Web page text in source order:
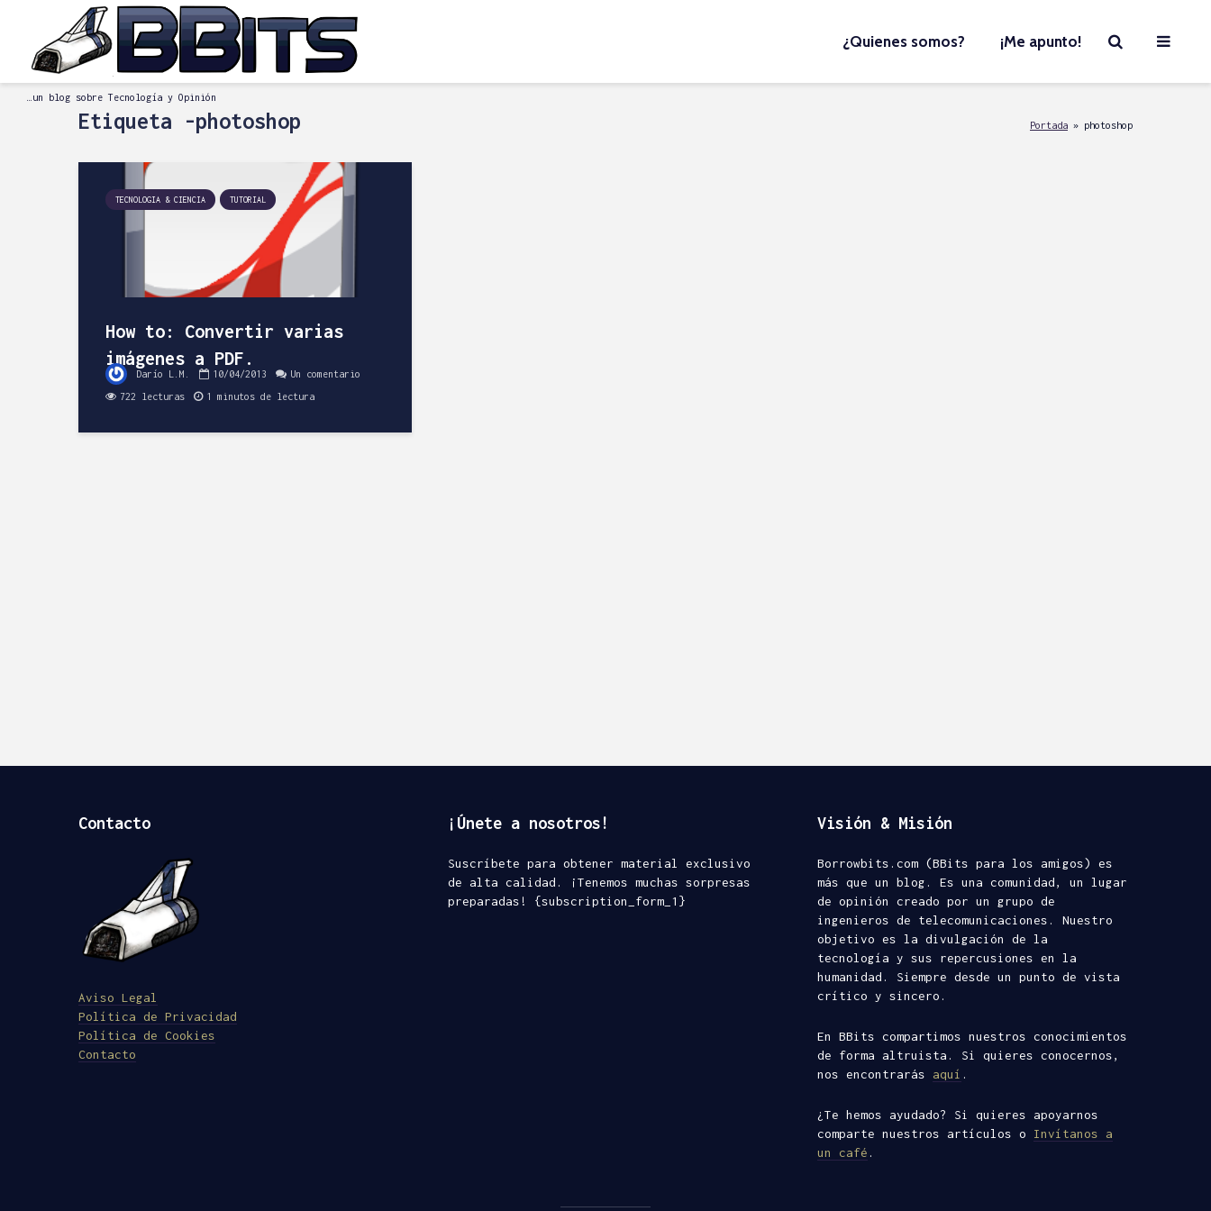
…un blog sobre Tecnología y Opinión
¿Quienes somos? ¡Me apunto!
Etiqueta -photoshop Portada » photoshop
TECNOLOGIA & CIENCIA TUTORIAL
How to: Convertir varias
imágenes a PDF.
Darío L.M. 10/04/2013 Un comentario
722 lecturas 1 minutos de lectura
Contacto
Aviso Legal
Política de Privacidad
Política de Cookies
Contacto
¡Únete a nosotros!
Suscríbete para obtener material exclusivo
de alta calidad. ¡Tenemos muchas sorpresas
preparadas! {subscription_form_1}
Visión & Misión
Borrowbits.com (BBits para los amigos) es
más que un blog. Es una comunidad, un lugar
de opinión creado por un grupo de
ingenieros de telecomunicaciones. Nuestro
objetivo es la divulgación de la
tecnología y sus repercusiones en la
humanidad. Siempre desde un punto de vista
crítico y sincero.
En BBits compartimos nuestros conocimientos
de forma altruista. Si quieres conocernos,
nos encontrarás aquí .
¿Te hemos ayudado? Si quieres apoyarnos
comparte nuestros artículos o Invítanos a
un café .